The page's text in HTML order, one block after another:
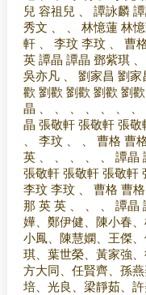
兒 容祖兒 、 譚詠麟
秀文 、 、 林憶蓮 林
軒 、 李玟 李玟 、 曹
英 譚晶 譚晶 鄧紫琪 、
吳亦凡 、 劉家昌 劉
歡 劉歡 劉歡 劉歡 劉
晶 、 、 、 、 、 、
晶 張敬軒 張敬軒 張敬
、 李玟 、 、 曹格 曹
英 、 、 、 、 、 譚晶
張敬軒 張敬軒 張敬軒
李玟 李玟 、 曹格 曹格
那 英 英 、 、 、 譚晶
嬅、鄭伊健、陳小春
小鳳、陳慧嫻、王傑
琪、葉世榮、黃家強、
方大同、任賢齊、孫
培、光良、梁靜茹、